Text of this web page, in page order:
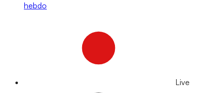
hebdo
Live